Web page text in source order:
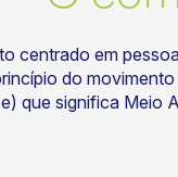
centrado em
do
que significa Meio